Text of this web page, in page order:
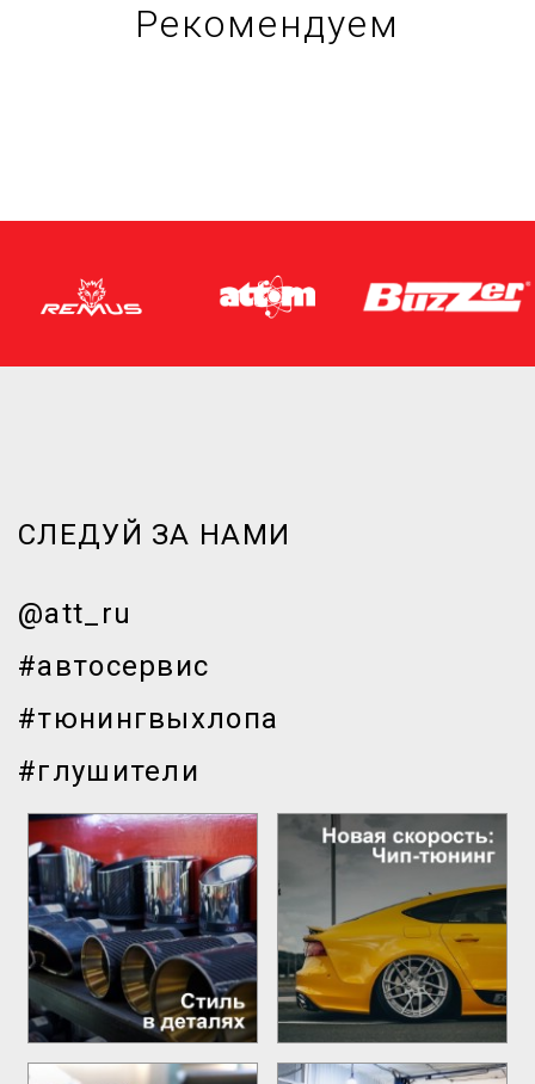
Рекомендуем
СЛЕДУЙ ЗА НАМИ
@att_ru
#автосервис
#тюнингвыхлопа
#глушители